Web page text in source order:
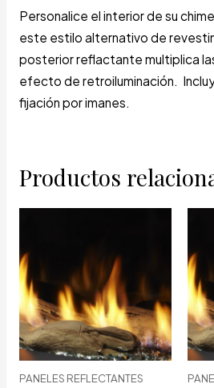
Personalice el interior de su
este estilo alternativo de
posterior reflactante multiplica
efecto de retroiluminación.
fijación por imanes.
Productos
PANELES REFLECTANTES